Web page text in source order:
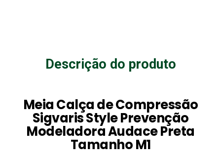
Descrição do produto
Meia Calça de Compressão
Sigvaris Style Prevenção
Modeladora Audace Preta
Tamanho M1